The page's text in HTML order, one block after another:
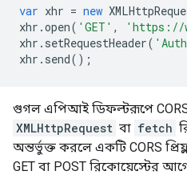
var xhr = new
xhr .open( 'GET' ,
'https://
xhr . setRequestHeader(
xhr . send();
গুগল এপিআই ডিফল্টরূপে
XMLHttpRequest বা fetch
অন্তর্ভুক্ত করলে একটি CORS
GET বা POST রিকোয়েস্টের